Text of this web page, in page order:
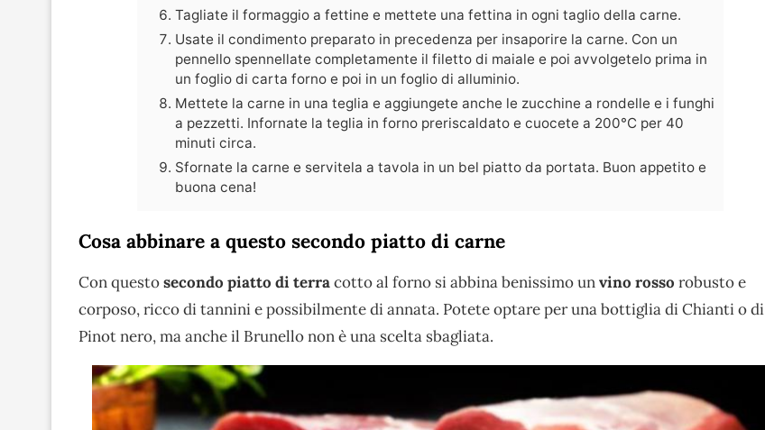
Tagliate il formaggio a fettine e mettete una fettina in ogni taglio della carne.
Usate il condimento preparato in precedenza per insaporire la carne. Con un
pennello spennellate completamente il filetto di maiale e poi avvolgetelo prima in
un foglio di carta forno e poi in un foglio di alluminio.
Mettete la carne in una teglia e aggiungete anche le zucchine a rondelle e i funghi
a pezzetti. Infornate la teglia in forno preriscaldato e cuocete a 200°C per 40
minuti circa.
Sfornate la carne e servitela a tavola in un bel piatto da portata. Buon appetito e
buona cena!
Cosa abbinare a questo secondo piatto di carne
Con questosecondo piatto di terracotto al forno si abbina benissimo unvino rosso robusto e
corposo, ricco di tannini e possibilmente di annata. Potete optare per una bottiglia di Chianti o di
Pinot nero, ma anche il Brunello non è una scelta sbagliata.